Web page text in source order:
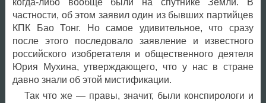
когда-либо вообще были на спутнике Земли. В
частности, об этом заявил один из бывших партийцев
КПК Бао Тонг. Но самое удивительное, что сразу
после этого последовало заявление и известного
российского изобретателя и общественного деятеля
Юрия Мухина, утверждающего, что у нас в стране
давно знали об этой мистификации.
Так что же — правы, значит, были конспирологи и